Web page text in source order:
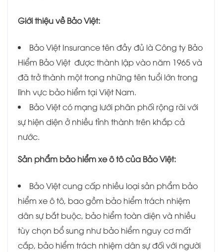
Giới thiệu về Bảo Việt:
Bảo Việt Insurance tên đầy đủ là Công ty Bảo
Hiểm Bảo Việt được thành lập vào năm 1965 và
đã trở thành một trong những tên tuổi lớn trong
lĩnh vực bảo hiểm tại Việt Nam.
Bảo Việt có mạng lưới phân phối rộng rãi với
sự hiện diện ở nhiều tỉnh thành trên khắp cả
nước.
Sản phẩm bảo hiểm xe ô tô của Bảo Việt:
Bảo Việt cung cấp nhiều loại sản phẩm bảo
hiểm xe ô tô, bao gồm bảo hiểm trách nhiệm
dân sự bắt buộc, bảo hiểm toàn diện và nhiều
tùy chọn bổ sung như bảo hiểm nguy cơ mất
cắp, bảo hiểm trách nhiệm dân sự đối với người